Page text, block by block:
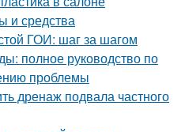
и средства
ГОИ: шаг за шагом
полное руководство по
проблемы
дренаж подвала частного